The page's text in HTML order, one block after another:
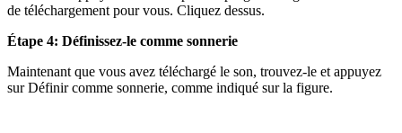
de téléchargement pour vous. Cliquez dessus.
Étape 4: Définissez-le comme sonnerie
Maintenant que vous avez téléchargé le son, trouvez-le et appuyez
sur Définir comme sonnerie, comme indiqué sur la figure.